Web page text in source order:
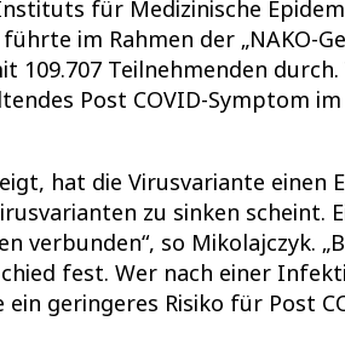
für Medizinische
im Rahmen der „NAKO-
109.707 Teilnehmenden
Post COVID-Symptom
hat die Virusvariante einen
zu sinken
verbunden“, so Mikolajczyk.
fest. Wer nach einer
geringeres Risiko für Post